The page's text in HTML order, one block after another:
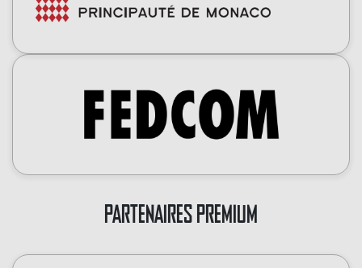
PARTENAIRES PREMIUM